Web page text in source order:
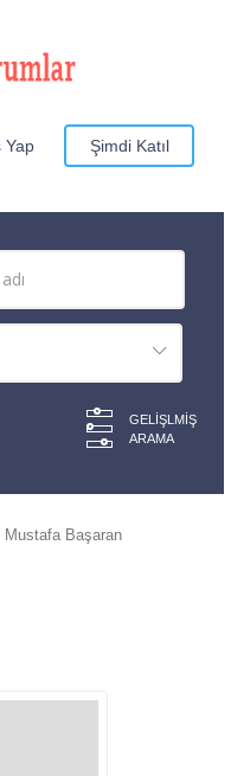
Yap Şimdi Katıl
GELIŞLMIŞ
ARAMA
Mustafa Başaran